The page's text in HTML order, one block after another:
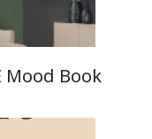
Mood Book